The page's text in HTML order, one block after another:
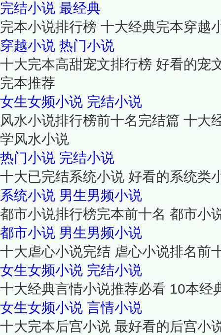
完结小说 最经典
完本小说排行榜 十大经典完本穿越
穿越小说 热门小说
十大完本高甜宠文排行榜 好看的宠
完本推荐
女生女频小说 完结小说
风水小说排行榜前十名完结篇 十大
学风水小说
热门小说 完结小说
十大已完结系统小说 好看的系统类
系统小说 男生男频小说
都市小说排行榜完本前十名 都市小
都市小说 男生男频小说
十大虐心小说完结 虐心小说排名前
女生女频小说 完结小说
十大经典言情小说推荐必看 10本经
女生女频小说 言情小说
十大完本后宫小说 最好看的后宫小